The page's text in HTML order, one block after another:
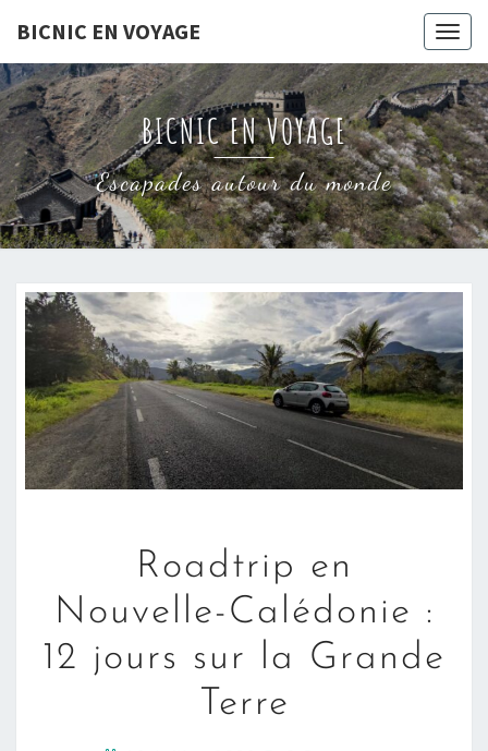
content
BICNIC EN VOYAGE
BICNIC EN VOYAGE
Escapades autour du monde
EN
NOUVELLE-
CALÉDONIE
JOURS
Roadtrip en
Nouvelle-Calédonie :
12 jours sur la Grande
Terre